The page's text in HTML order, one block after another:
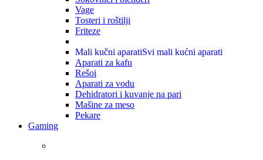
Vage
Tosteri i roštilji
Friteze
Mali kučni aparatiSvi mali kućni aparati
Aparati za kafu
Rešoi
Aparati za vodu
Dehidratori i kuvanje na pari
Mašine za meso
Pekare
Gaming